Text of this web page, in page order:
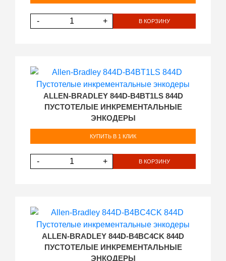
- + В КОРЗИНУ
ALLEN-BRADLEY 844D-B4BT1LS 844D
ПУСТОТЕЛЫЕ ИНКРЕМЕНТАЛЬНЫЕ
ЭНКОДЕРЫ
КУПИТЬ В 1 КЛИК
- + В КОРЗИНУ
ALLEN-BRADLEY 844D-B4BC4CK 844D
ПУСТОТЕЛЫЕ ИНКРЕМЕНТАЛЬНЫЕ
ЭНКОДЕРЫ